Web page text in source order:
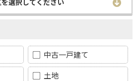
中古一戸建て
土地